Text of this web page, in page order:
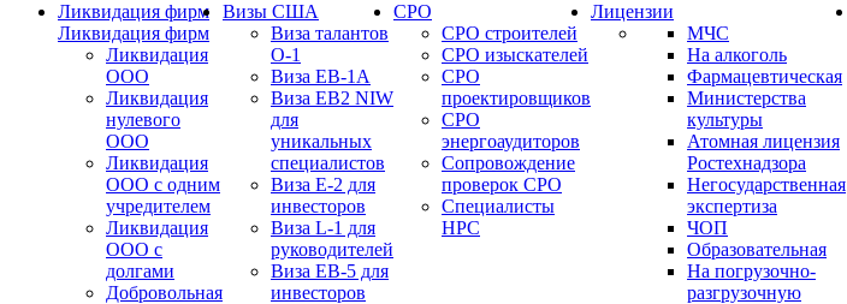
Ликвидация фирм
Ликвидация фирм
Ликвидация
ООО
Ликвидация
нулевого
ООО
Ликвидация
ООО с одним
учредителем
Ликвидация
ООО с
долгами
Добровольная
Визы США
Виза талантов
О-1
Виза EB-1A
Виза EB2 NIW
для
уникальных
специалистов
Виза E-2 для
инвесторов
Виза L-1 для
руководителей
Виза EB-5 для
инвесторов
СРО
СРО строителей
СРО изыскателей
СРО
проектировщиков
СРО
энергоаудиторов
Сопровождение
проверок СРО
Специалисты
НРС
Лицензии
МЧС
На алкоголь
Фармацевтическая
Министерства
культуры
Атомная лицензия
Ростехнадзора
Негосударственная
экспертиза
ЧОП
Образовательная
На погрузочно-
разгрузочную